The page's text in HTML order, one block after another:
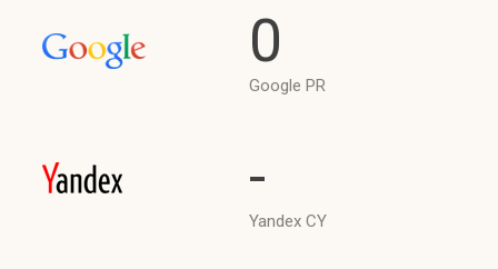
0
Google PR
-
Yandex CY